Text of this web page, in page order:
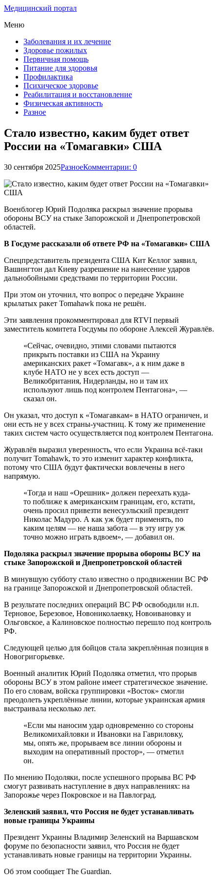
Медицинский портал
Меню
Заболевания и их лечение
Здоровье пожилых
Первичная помощь
Питание для здоровья
Профилактика
Психическое здоровье
Реабилитация и восстановление
Физическая активность
Разное
Стало известно, каким будет ответ
России на «Томагавки» США
30 сентября 2025РазноеКомментарии: 0
Военблогер Юрий Подоляка раскрыл значение прорыва
обороны ВСУ на стыке Запорожской и Днепропетровской
областей.
В Госдуме рассказали об ответе РФ на «Томагавки» США
Спецпредставитель президента США Кит Келлог заявил,
Вашингтон дал Киеву разрешение на нанесение ударов
дальнобойными средствами по территории России.
При этом он уточнил, что вопрос о передаче Украине
крылатых ракет Tomahawk пока не решён.
Эти заявления прокомментировал для RTVI первый
заместитель комитета Госдумы по обороне Алексей Журавлёв.
«Сейчас, очевидно, этими словами пытаются
прикрыть поставки из США на Украину
американских ракет «Томагавк», а к ним даже в
клубе НАТО не у всех есть доступ —
Великобритания, Нидерланды, но и там их
используют лишь под контролем Пентагона», —
сказал он.
Он указал, что доступ к «Томагавкам» в НАТО ограничен, и
они есть не у всех страны-участниц. К тому же применение
таких систем часто осуществляется под контролем Пентагона.
Журавлёв выразил уверенность, что если Украина всё-таки
получит Tomahawk, то это изменит характер конфликта,
потому что США будут фактически вовлечены в него
напрямую.
«Тогда и наш «Орешник» должен переехать куда-
то поближе к американским границам, его, кстати,
очень просил привезти венесуэльский президент
Николас Мадуро. А как уж будет применять, по
каким целям — не наша забота — в эту игру уж
точно можно играть вдвоем», — добавил он.
Подоляка раскрыл значение прорыва обороны ВСУ на
стыке Запорожской и Днепропетровской областей
В минувшую субботу стало известно о продвижении ВС РФ
на границе Запорожской и Днепропетровской областей.
В результате последних операций ВС РФ освободили н.п.
Терновое, Березовое, Новониколаевку, Новоивановку и
Ольговское, а Калиновское полностью перешло под контроль
РФ.
Следующей целью для бойцов стала закреплённая позиция в
Новогригорьевке.
Военный аналитик Юрий Подоляка отметил, что прорыв
обороны ВСУ в этом районе имеет стратегическое значение.
По его словам, войска группировки «Восток» смогли
преодолеть укреплённые линии, которые украинская армия
выстраивала несколько лет.
«Если мы наносим удар одновременно со стороны
Великомихайловки и Ивановки на Гавриловку,
мы, опять же, прорываем все линии обороны и
выходим на оперативный простор», — отметил
он.
По мнению Подоляки, после успешного прорыва ВС РФ
смогут развивать наступление в двух направлениях: на
Запорожье через Покровское и на Павлоград.
Зеленский заявил, что Россия не будет устанавливать
новые границы Украины
Президент Украины Владимир Зеленский на Варшавском
форуме по безопасности заявил, что Россия не будет
устанавливать новые границы на территории Украины.
Об этом сообщает The Guardian.